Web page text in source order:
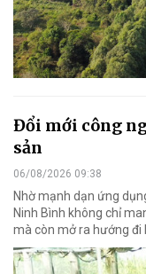
Đổi mới công
sản
06/08/2026 09:38
Nhờ mạnh dạn ứng
Ninh Bình không chỉ
mà còn mở ra hướng đi